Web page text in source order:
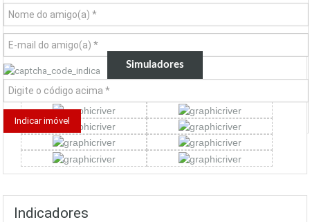
Simuladores
Indicadores